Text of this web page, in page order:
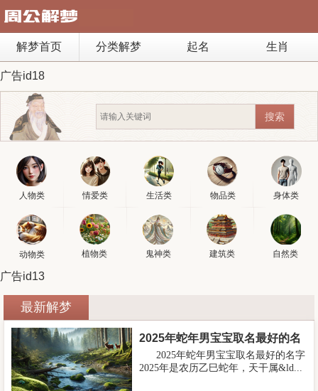
解梦首页 分类解梦 起名 生肖
广告id18
人物类 情爱类 生活类 物品类 身体类
动物类 植物类 鬼神类 建筑类 自然类
广告id13
最新解梦
2025年蛇年男宝宝取名最好的名
2025年蛇年男宝宝取名最好的名字
2025年是农历乙巳蛇年，天干属&ld...